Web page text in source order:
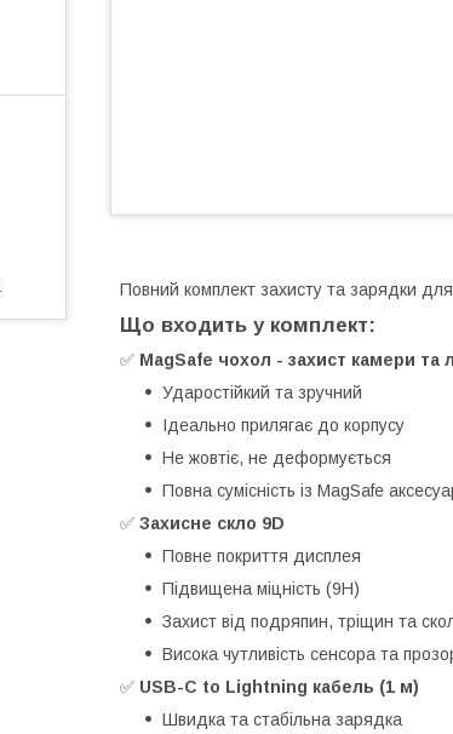
Повний комплект захисту та зарядки для
Що входить у комплект:
✅ MagSafe чохол - захист камери та
Ударостійкий та зручний
Ідеально прилягає до корпусу
Не жовтіє, не деформується
Повна сумісність із MagSafe
✅ Захисне скло 9D
Повне покриття дисплея
Підвищена міцність (9H)
Захист від подряпин, тріщин та
Висока чутливість сенсора та
✅ USB-C to Lightning кабель (1 м)
Швидка та стабільна зарядка